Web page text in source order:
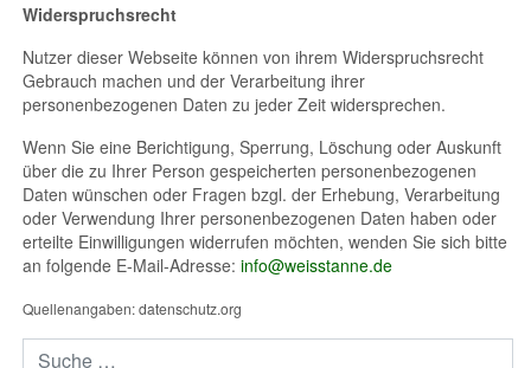
Widerspruchsrecht
Nutzer dieser Webseite können von ihrem Widerspruchsrecht
Gebrauch machen und der Verarbeitung ihrer
personenbezogenen Daten zu jeder Zeit widersprechen.
Wenn Sie eine Berichtigung, Sperrung, Löschung oder Auskunft
über die zu Ihrer Person gespeicherten personenbezogenen
Daten wünschen oder Fragen bzgl. der Erhebung, Verarbeitung
oder Verwendung Ihrer personenbezogenen Daten haben oder
erteilte Einwilligungen widerrufen möchten, wenden Sie sich bitte
an folgende E-Mail-Adresse:info@weisstanne.de
Quellenangaben: datenschutz.org